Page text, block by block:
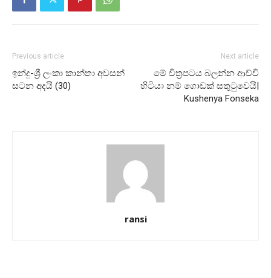
Previous article
ඉන්දු-ශ්‍රී ලංකා කාන්තා අව­සන්
සටන අදයි (30)
Next article
මේ චිත්‍රපටය බලන්න ආච්චි
හිටියා නම් ගොඩක් සතුටුවෙයි|
Kushenya Fonseka
ransi